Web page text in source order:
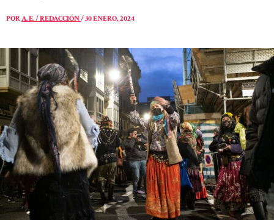
PORA. E. / REDACCIÓN/30 ENERO, 2024